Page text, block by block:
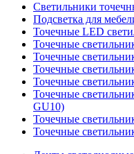
Светильники
Подсветка для
Точечные LED
Точечные
Точечные
Точечные
Точечные
Точечные
GU10)
Точечные
Точечные